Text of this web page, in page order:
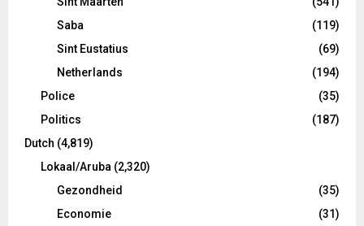
Saba
(119)
Sint Eustatius
(69)
Netherlands
(194)
Police
(35)
Politics
(187)
Dutch (4,819)
Lokaal/Aruba (2,320)
Gezondheid
(35)
Economie
(31)